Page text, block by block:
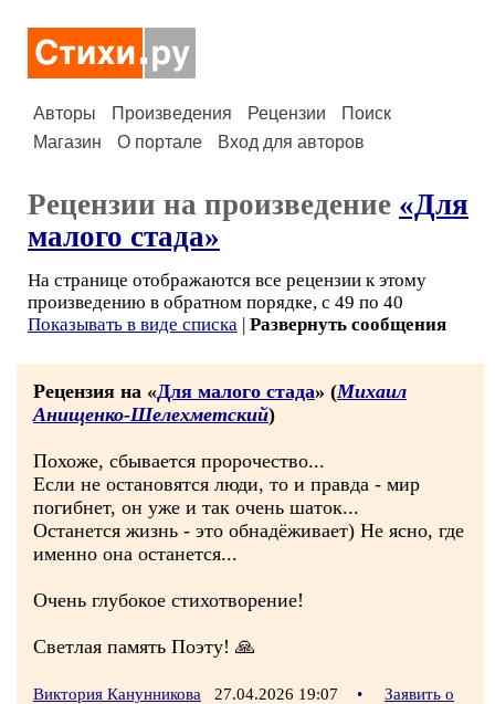
Авторы Произведения Рецензии
Поиск
Магазин
О портале Вход для авторов
Рецензии на произведение «Для
малого стада»
На странице отображаются все рецензии к этому
произведению в обратном порядке, с 49 по 40
Показывать в виде списка | Развернуть сообщения
Рецензия на «Для малого стада» (Михаил
Анищенко-Шелехметский)
Похоже, сбывается пророчество...
Если не остановятся люди, то и правда - мир
погибнет, он уже и так очень шаток...
Останется жизнь - это обнадёживает) Не ясно, где
именно она останется...
Очень глубокое стихотворение!
Светлая память Поэту! 🙏
Виктория Канунникова 27.04.2026 19:07 •
Заявить о